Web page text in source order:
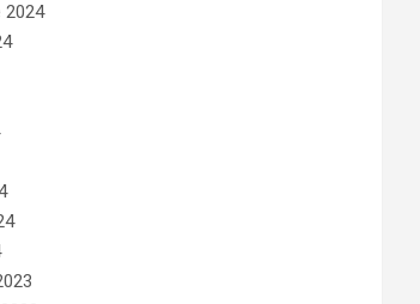
2024